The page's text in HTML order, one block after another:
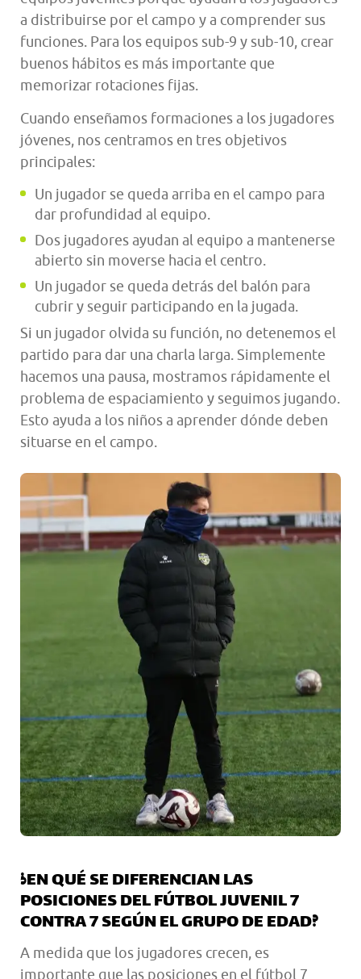
a distribuirse por el campo y a comprender sus
funciones. Para los equipos sub-9 y sub-10, crear
buenos hábitos es más importante que
memorizar rotaciones fijas.
Cuando enseñamos formaciones a los jugadores
jóvenes, nos centramos en tres objetivos
principales:
Un jugador se queda arriba en el campo para
dar profundidad al equipo.
Dos jugadores ayudan al equipo a mantenerse
abierto sin moverse hacia el centro.
Un jugador se queda detrás del balón para
cubrir y seguir participando en la jugada.
Si un jugador olvida su función, no detenemos el
partido para dar una charla larga. Simplemente
hacemos una pausa, mostramos rápidamente el
problema de espaciamiento y seguimos jugando.
Esto ayuda a los niños a aprender dónde deben
situarse en el campo.
¿EN QUÉ SE DIFERENCIAN LAS
POSICIONES DEL FÚTBOL JUVENIL 7
CONTRA 7 SEGÚN EL GRUPO DE EDAD?
A medida que los jugadores crecen, es
importante que las posiciones en el fútbol 7